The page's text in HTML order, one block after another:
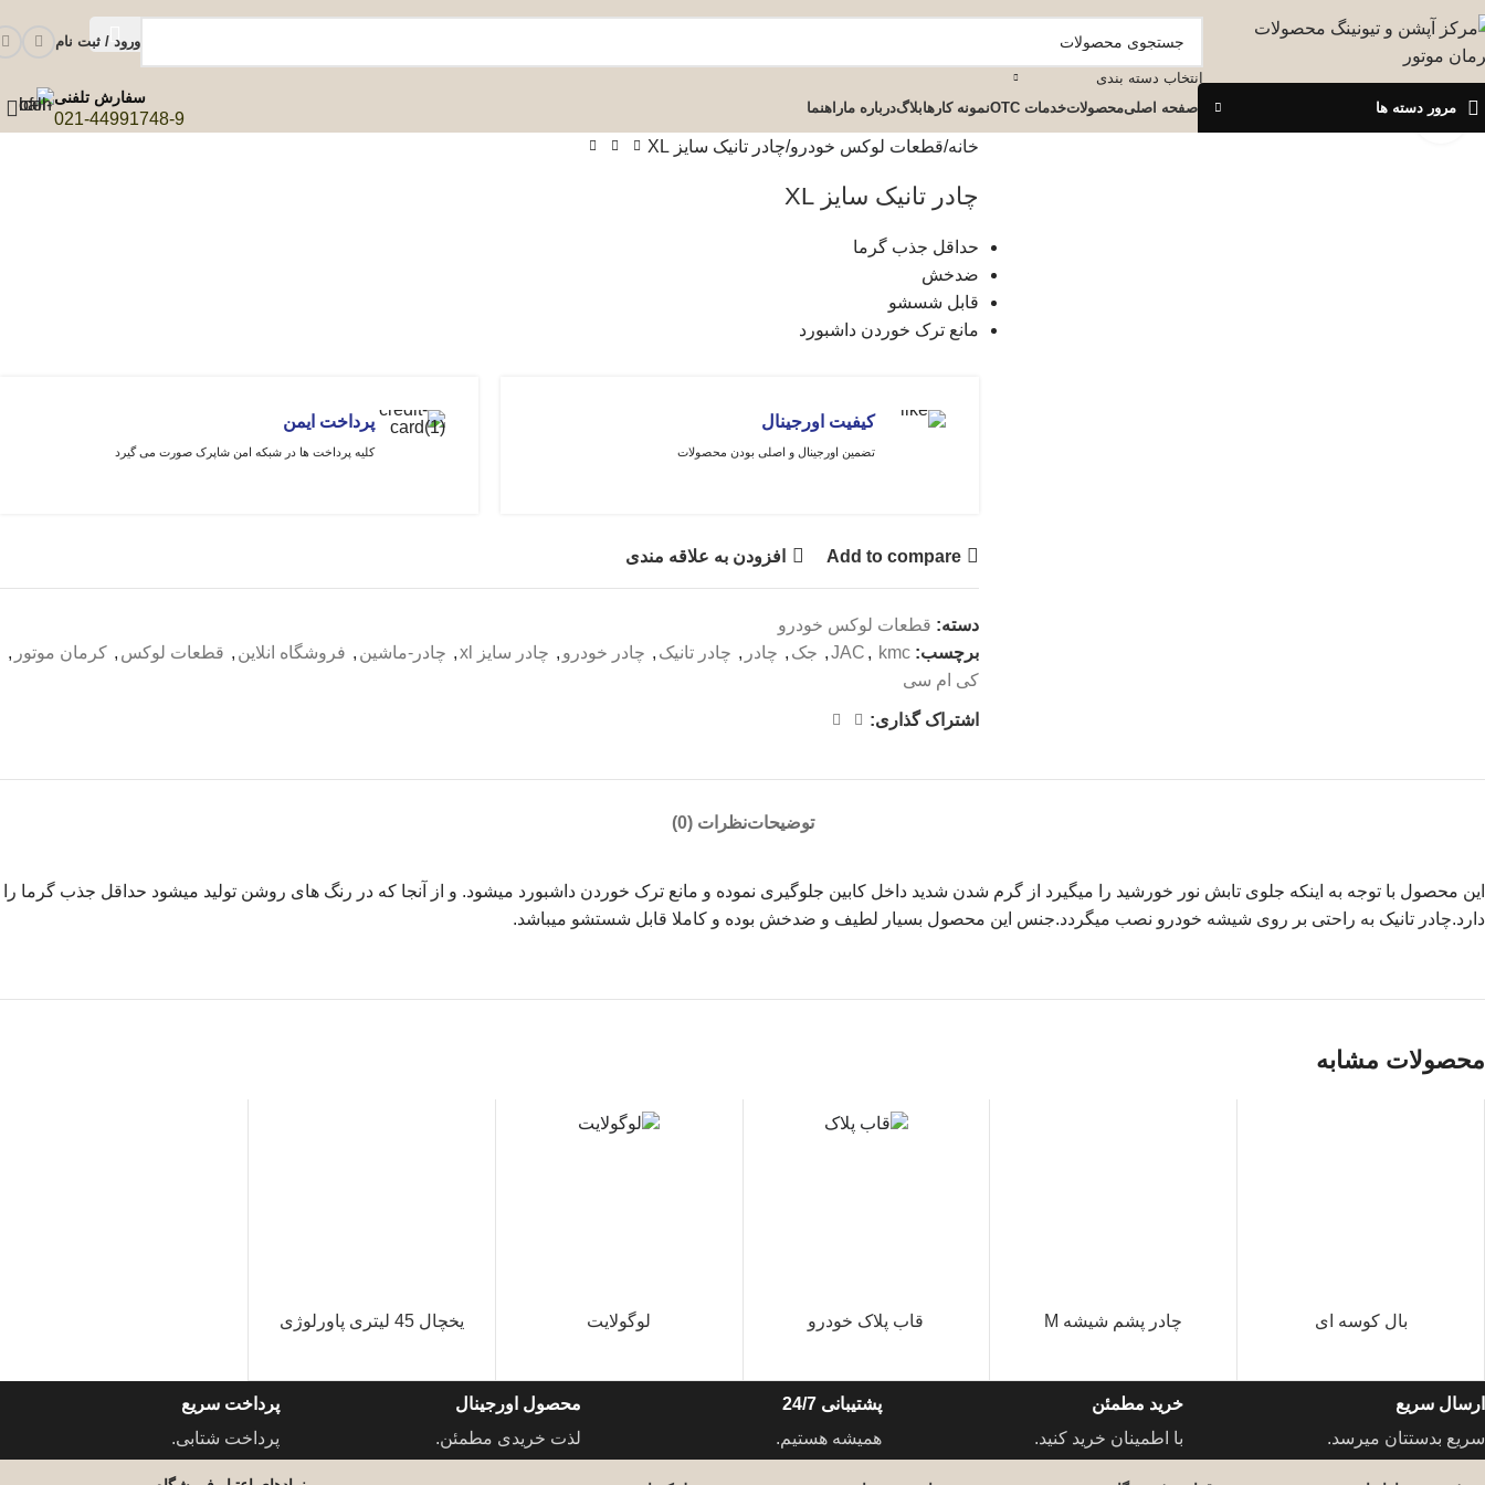
انتخاب دسته بندی
ورود / ثبت نام
مرور دسته ها صفحه اصلیمحصولاتخدمات OTC نمونه کارهابلاگدرباره ماراهنما
سفارش تلفنی
021-44991748-9 برای بزرگنمایی کلیک کنید
خانه قطعات لوکس خودرو چادر تانیک سایز XL
چادر تانیک سایز XL
حداقل جذب گرما
ضدخش
قابل شسشو
مانع ترک خوردن داشبورد
کیفیت اورجینال
تضمین اورجینال و اصلی بودن محصولات
پرداخت ایمن
کلیه پرداخت ها در شبکه امن شاپرک صورت می گیرد
Add to compare افزودن به علاقه مندی
دسته: قطعات لوکس خودرو
برچسب:
JAC , kmc
, جک , چادر , چادر تانیک , چادر خودرو , چادر سایز xl , چادر-ماشین , فروشگاه انلاین , قطعات لوکس , کرمان موتور ,
کی ام سی
اشتراک گذاری:
توضیحاتنظرات (0)
این محصول با توجه به اینکه جلوی تابش نور خورشید را میگیرد از گرم شدن شدید داخل کابین جلوگیری نموده و مانع ترک خوردن داشبورد میشود. و از آنجا که در رنگ های روشن تولید میشود حداقل جذب گرما را
دارد.چادر تانیک به راحتی بر روی شیشه خودرو نصب میگردد.جنس این محصول بسیار لطیف و ضدخش بوده و کاملا قابل شستشو میباشد.
محصولات مشابه
بال کوسه ای چادر پشم شیشه M قاب پلاک خودرو لوگولایت یخچال 45 لیتری پاورلوژی
ارسال سریع
سریع بدستتان میرسد.
خرید مطمئن
با اطمینان خرید کنید.
پشتیبانی 24/7
همیشه هستیم.
محصول اورجینال
لذت خریدی مطمئن.
پرداخت سریع
پرداخت شتابی.